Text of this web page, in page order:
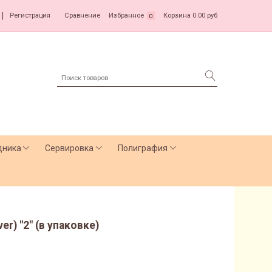
Регистрация Сравнение Избранное 0 Корзина 0.00 руб
Сервировка Полиграфия
"2" (в упаковке)